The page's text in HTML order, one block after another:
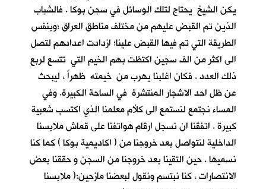
يكن الشيخ يحتاج لتلك الوسائل في سجن بوكا . فالشباب
الذين تم القبض عليهم من مختلف مناطق العراق ؛وبنفس
الطريقة التي تم فيها القبض علينا؛ ازدادت اعدادهم لتصل
الى اكثر من الف سجين اكتظت بهم الخيم التي تتسع لربع
ذلك العدد . فكان اغلبنا يهرب من خيمته ظهراً ، ليبحث
عن ظل احد الاشجار المنتشرة في الساحة الكبيرة. وفي
المساء نجتمع لنستمع الى كلأم معلمنا الذي اكتسب شعبية
كبيرة . اتفقنا ان نسجل ارقام هواتفنا على قماش ملابسنا
الداخلية لنتواصل بعد خروجنا من ( اكاديمية بوكا ) كما كنا
نسميها . حين التقينا بعد خروجنا من السجن و حققنا بعض
الانتصارات ، كنا نبتسم ونقول لبعضنا مازحين:( ملابسنا